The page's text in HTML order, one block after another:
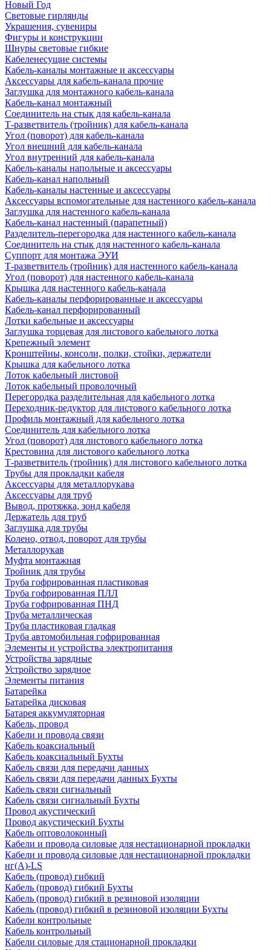
Новый Год
Световые гирлянды
Украшения, сувениры
Фигуры и конструкции
Шнуры световые гибкие
Кабеленесущие системы
Кабель-каналы монтажные и аксессуары
Аксессуары для кабель-канала прочие
Заглушка для монтажного кабель-канала
Кабель-канал монтажный
Соединитель на стык для кабель-канала
Т-разветвитель (тройник) для кабель-канала
Угол (поворот) для кабель-канала
Угол внешний для кабель-канала
Угол внутренний для кабель-канала
Кабель-каналы напольные и аксессуары
Кабель-канал напольный
Кабель-каналы настенные и аксессуары
Аксессуары вспомогательные для настенного кабель-канала
Заглушка для настенного кабель-канала
Кабель-канал настенный (парапетный)
Разделитель-перегородка для настенного кабель-канала
Соединитель на стык для настенного кабель-канала
Суппорт для монтажа ЭУИ
Т-разветвитель (тройник) для настенного кабель-канала
Угол (поворот) для настенного кабель-канала
Крышка для настенного кабель-канала
Кабель-каналы перфорированные и аксессуары
Кабель-канал перфорированный
Лотки кабельные и аксессуары
Заглушка торцевая для листового кабельного лотка
Крепежный элемент
Кронштейны, консоли, полки, стойки, держатели
Крышка для кабельного лотка
Лоток кабельный листовой
Лоток кабельный проволочный
Перегородка разделительная для кабельного лотка
Переходник-редуктор для листового кабельного лотка
Профиль монтажный для кабельного лотка
Соединитель для кабельного лотка
Угол (поворот) для листового кабельного лотка
Крестовина для листового кабельного лотка
Т-разветвитель (тройник) для листового кабельного лотка
Трубы для прокладки кабеля
Аксессуары для металлорукава
Аксессуары для труб
Вывод, протяжка, зонд кабеля
Держатель для труб
Заглушка для трубы
Колено, отвод, поворот для трубы
Металлорукав
Муфта монтажная
Тройник для трубы
Труба гофрированная пластиковая
Труба гофрированная ПЛЛ
Труба гофрированная ПНД
Труба металлическая
Труба пластиковая гладкая
Труба автомобильная гофрированная
Элементы и устройства электропитания
Устройства зарядные
Устройство зарядное
Элементы питания
Батарейка
Батарейка дисковая
Батарея аккумуляторная
Кабель, провод
Кабели и провода связи
Кабель коаксиальный
Кабель коаксиальный Бухты
Кабель связи для передачи данных
Кабель связи для передачи данных Бухты
Кабель связи сигнальный
Кабель связи сигнальный Бухты
Провод акустический
Провод акустический Бухты
Кабель оптоволоконный
Кабели и провода силовые для нестационарной прокладки
Кабели и провода силовые для нестационарной прокладки
нг(А)-LS
Кабель (провод) гибкий
Кабель (провод) гибкий Бухты
Кабель (провод) гибкий в резиновой изоляции
Кабель (провод) гибкий в резиновой изоляции Бухты
Кабели контрольные
Кабель контрольный
Кабели силовые для стационарной прокладки